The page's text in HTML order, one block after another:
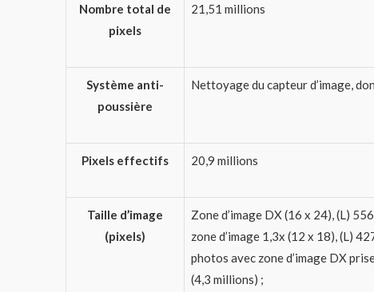
Nombre total de
pixels
21,51 millions
Système anti-
poussière
Nettoyage du capteur d’image,
Pixels effectifs 20,9 millions
Taille d’image
(pixels)
Zone d’image DX (16 x 24), (L)
zone d’image 1,3x (12 x 18), (L)
photos avec zone d’image DX
(4,3 millions) ;